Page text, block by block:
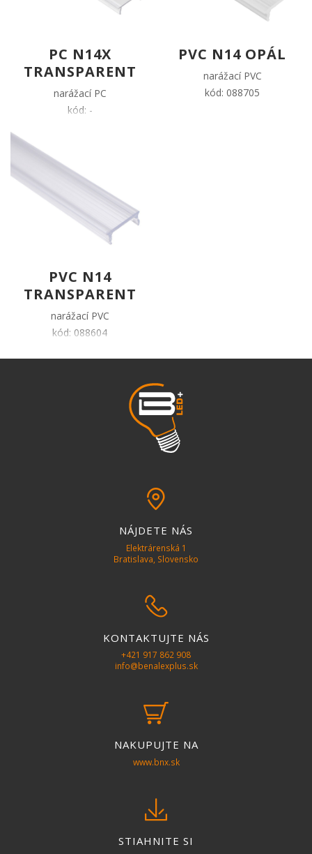
PC N14X
TRANSPARENT
narážací PC
kód: -
PVC N14 OPÁL
narážací PVC
kód: 088705
PVC N14
TRANSPARENT
narážací PVC
kód: 088604
pin
NÁJDETE NÁS
Elektrárenská 1
Bratislava, Slovensko
phone
KONTAKTUJTE NÁS
+421 917 862 908
info@benalexplus.sk
basket
NAKUPUJTE NA
www.bnx.sk
download
STIAHNITE SI